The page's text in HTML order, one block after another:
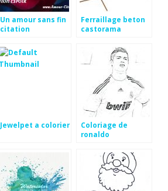
Un amour sans fin
citation
Ferraillage beton
castorama
Jewelpet a colorier
Coloriage de
ronaldo